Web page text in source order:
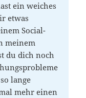
ein weiches
etwas
Social-
meinem
du dich noch
lange
mehr einen